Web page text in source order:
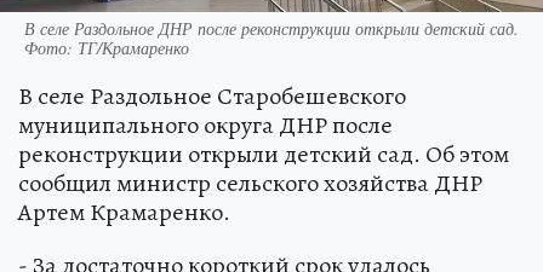
В селе Раздольное ДНР после реконструкции открыли детский сад.
Фото: ТГ/Крамаренко
В селе Раздольное Старобешевского
муниципального округа ДНР после
реконструкции открыли детский сад. Об этом
сообщил министр сельского хозяйства ДНР
Артем Крамаренко.
- За достаточно короткий срок удалось